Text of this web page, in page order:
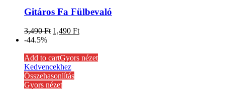
Gitáros Fa Fülbevaló
3,490Ft 1,490 Ft
-44.5%
Add to cartGyors nézet
Kedvencekhez
Összehasonlítás
Gyors nézet